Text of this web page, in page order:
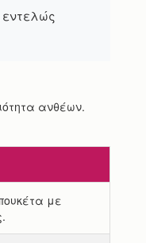
ανθέων.
με